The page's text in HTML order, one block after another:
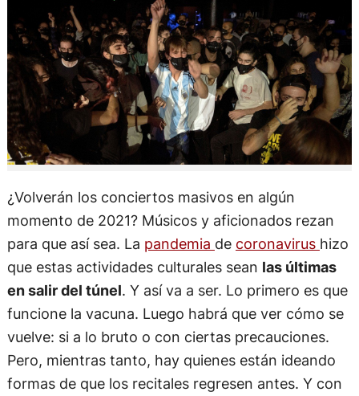
¿Volverán los conciertos masivos en algún
momento de 2021? Músicos y aficionados rezan
para que así sea. La pandemia de coronavirus hizo
que estas actividades culturales sean las últimas
en salir del túnel. Y así va a ser. Lo primero es que
funcione la vacuna. Luego habrá que ver cómo se
vuelve: si a lo bruto o con ciertas precauciones.
Pero, mientras tanto, hay quienes están ideando
formas de que los recitales regresen antes. Y con